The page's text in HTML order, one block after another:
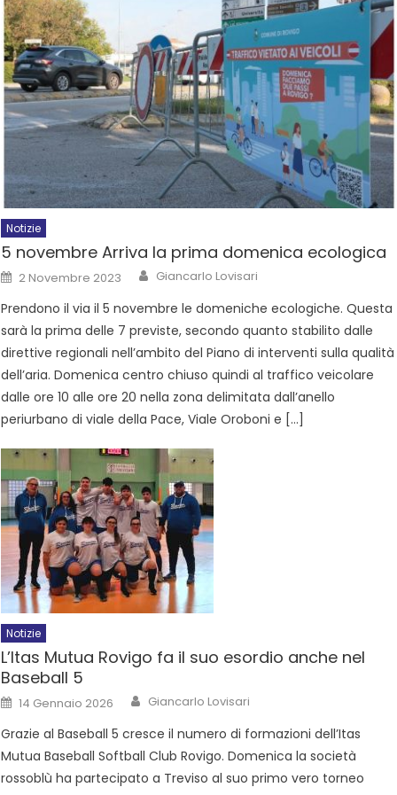
Notizie
5 novembre Arriva la prima domenica ecologica
2 Novembre 2023 Giancarlo Lovisari
Prendono il via il 5 novembre le domeniche ecologiche. Questa
sarà la prima delle 7 previste, secondo quanto stabilito dalle
direttive regionali nell’ambito del Piano di interventi sulla qualità
dell’aria. Domenica centro chiuso quindi al traffico veicolare
dalle ore 10 alle ore 20 nella zona delimitata dall’anello
periurbano di viale della Pace, Viale Oroboni e […]
Notizie
L’Itas Mutua Rovigo fa il suo esordio anche nel
Baseball 5
14 Gennaio 2026 Giancarlo Lovisari
Grazie al Baseball 5 cresce il numero di formazioni dell’Itas
Mutua Baseball Softball Club Rovigo. Domenica la società
rossoblù ha partecipato a Treviso al suo primo vero torneo